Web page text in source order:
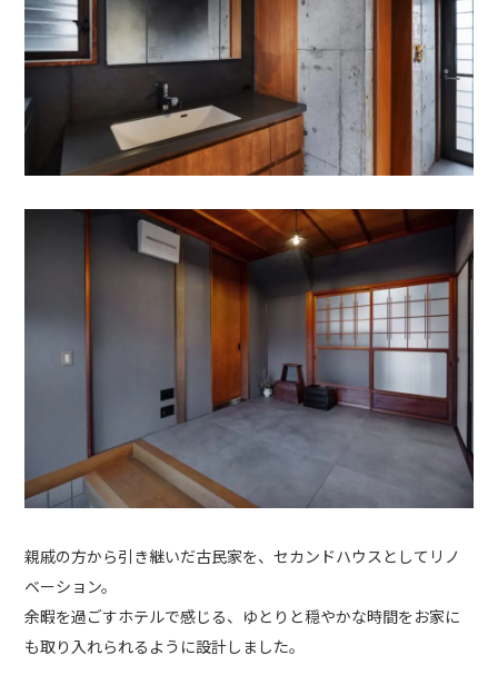
親戚の方から引き継いだ古民家を、セカンドハウスとしてリノ
ベーション。
余暇を過ごすホテルで感じる、ゆとりと穏やかな時間をお家に
も取り入れられるように設計しました。